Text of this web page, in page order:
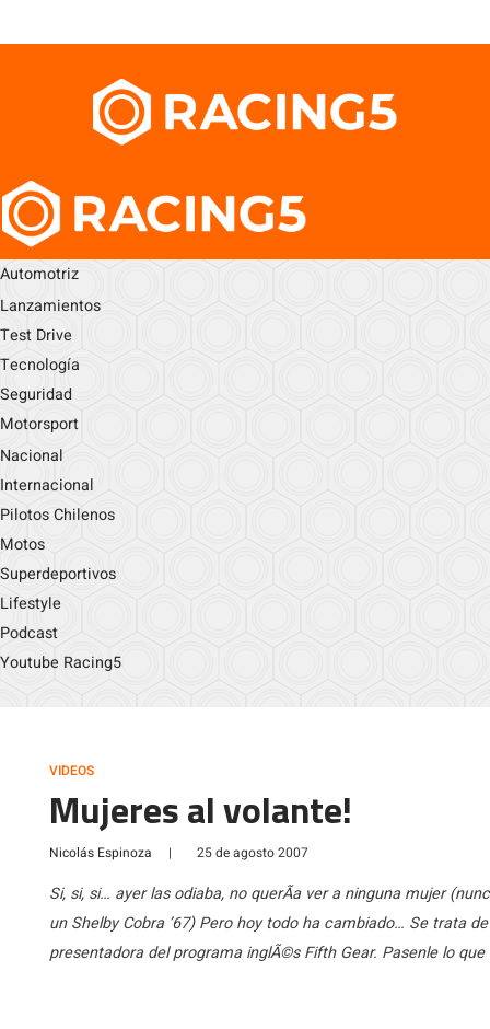
Automotriz
Lanzamientos
Test Drive
Tecnología
Seguridad
Motorsport
Nacional
Internacional
Pilotos Chilenos
Motos
Superdeportivos
Lifestyle
Podcast
Youtube Racing5
VIDEOS
Mujeres al volante!
Nicolás Espinoza | 25 de agosto 2007
Si, si, si… ayer las odiaba, no querÃ­a ver a ninguna mujer
un Shelby Cobra ’67) Pero hoy todo ha cambiado… Se trata
presentadora del programa inglÃ©s Fifth Gear. Pasenle lo